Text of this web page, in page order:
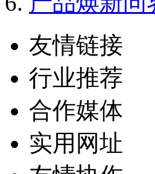
友情链接
行业推荐
合作媒体
实用网址